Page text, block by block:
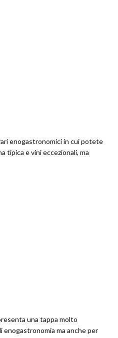
enogastronomici in cui potete
tipica e vini eccezionali, ma
una tappa molto
ma anche per